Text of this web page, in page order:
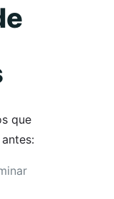
que